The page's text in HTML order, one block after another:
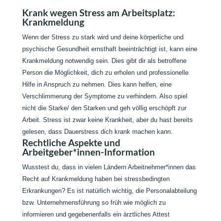
Krank wegen Stress am Arbeitsplatz:
Krankmeldung
Wenn der Stress zu stark wird und deine körperliche und
psychische Gesundheit ernsthaft beeinträchtigt ist, kann eine
Krankmeldung notwendig sein. Dies gibt dir als betroffene
Person die Möglichkeit, dich zu erholen und professionelle
Hilfe in Anspruch zu nehmen. Dies kann helfen, eine
Verschlimmerung der Symptome zu verhindern. Also spiel
nicht die Starke/ den Starken und geh völlig erschöpft zur
Arbeit. Stress ist zwar keine Krankheit, aber du hast bereits
gelesen, dass Dauerstress dich krank machen kann.
Rechtliche Aspekte und
Arbeitgeber*innen-Information
Wusstest du, dass in vielen Ländern Arbeitnehmer*innen das
Recht auf Krankmeldung haben bei stressbedingten
Erkrankungen? Es ist natürlich wichtig, die Personalabteilung
bzw. Unternehmensführung so früh wie möglich zu
informieren und gegebenenfalls ein ärztliches Attest